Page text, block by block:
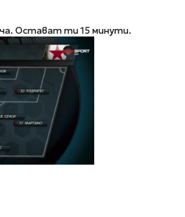
Остават ти 15 минути.